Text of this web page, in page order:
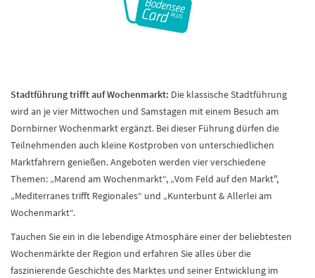
Stadtführung trifft auf Wochenmarkt: Die klassische Stadtführung
wird an je vier Mittwochen und Samstagen mit einem Besuch am
Dornbirner Wochenmarkt ergänzt. Bei dieser Führung dürfen die
Teilnehmenden auch kleine Kostproben von unterschiedlichen
Marktfahrern genießen. Angeboten werden vier verschiedene
Themen: „Marend am Wochenmarkt“, „Vom Feld auf den Markt",
„Mediterranes trifft Regionales“ und „Kunterbunt & Allerlei am
Wochenmarkt“.
Tauchen Sie ein in die lebendige Atmosphäre einer der beliebtesten
Wochenmärkte der Region und erfahren Sie alles über die
faszinierende Geschichte des Marktes und seiner Entwicklung im